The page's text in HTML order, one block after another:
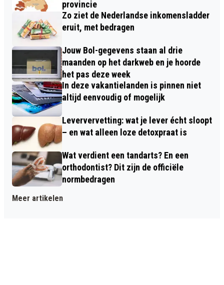
provincie
Zo ziet de Nederlandse inkomensladder
eruit, met bedragen
Jouw Bol-gegevens staan al drie
maanden op het darkweb en je hoorde
het pas deze week
In deze vakantielanden is pinnen niet
altijd eenvoudig of mogelijk
Leververvetting: wat je lever écht sloopt
– en wat alleen loze detoxpraat is
Wat verdient een tandarts? En een
orthodontist? Dit zijn de officiële
normbedragen
Meer artikelen